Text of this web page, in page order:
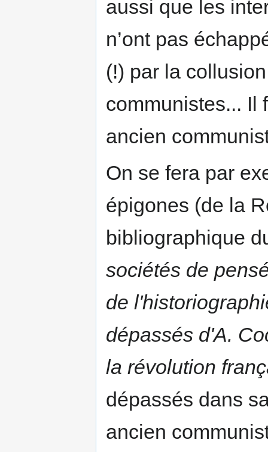
aussi que les
n’ont pas
(!) par la
communistes... Il
ancien
On se fera par
épigones (de la
bibliographique
sociétés de
de
dépassés d'A.
la révolution
dépassés dans
ancien